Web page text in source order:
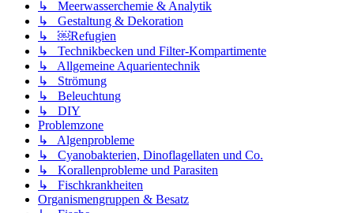
↳ Meerwasserchemie & Analytik
↳ Gestaltung & Dekoration
↳ ￼Refugien
↳ Technikbecken und Filter-Kompartimente
↳ Allgemeine Aquarientechnik
↳ Strömung
↳ Beleuchtung
↳ DIY
Problemzone
↳ Algenprobleme
↳ Cyanobakterien, Dinoflagellaten und Co.
↳ Korallenprobleme und Parasiten
↳ Fischkrankheiten
Organismengruppen & Besatz